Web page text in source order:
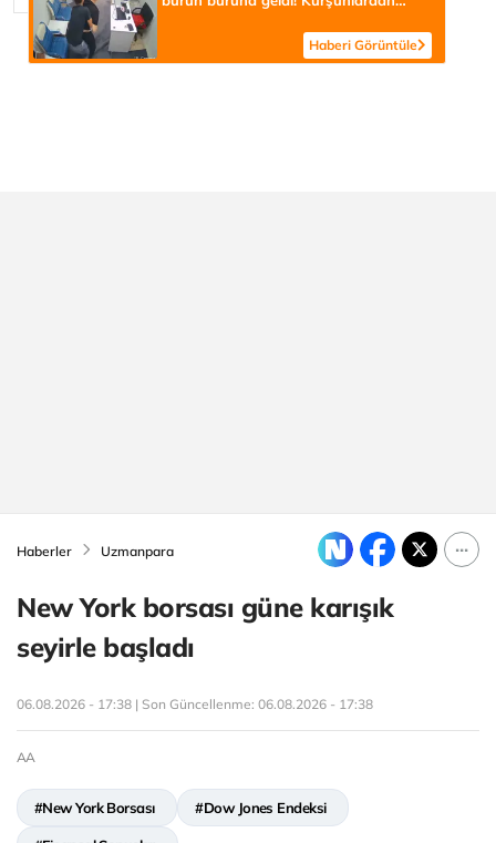
Haberi Görüntüle
Haberler Uzmanpara
New York borsası güne karışık
seyirle başladı
06.08.2026 - 17:38 | Son Güncellenme: 06.08.2026 - 17:38
AA
#New York Borsası #Dow Jones Endeksi